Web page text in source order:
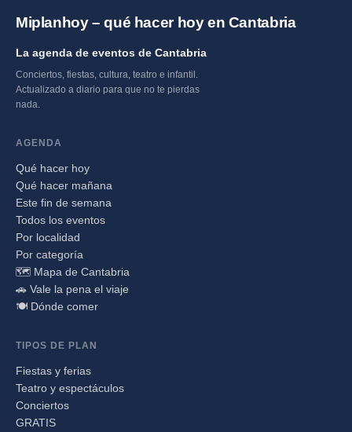
Miplanhoy – qué hacer hoy en Cantabria
La agenda de eventos de Cantabria
Conciertos, fiestas, cultura, teatro e infantil.
Actualizado a diario para que no te pierdas
nada.
AGENDA
Qué hacer hoy
Qué hacer mañana
Este fin de semana
Todos los eventos
Por localidad
Por categoría
🗺️ Mapa de Cantabria
🚗 Vale la pena el viaje
🍽️ Dónde comer
TIPOS DE PLAN
Fiestas y ferias
Teatro y espectáculos
Conciertos
GRATIS